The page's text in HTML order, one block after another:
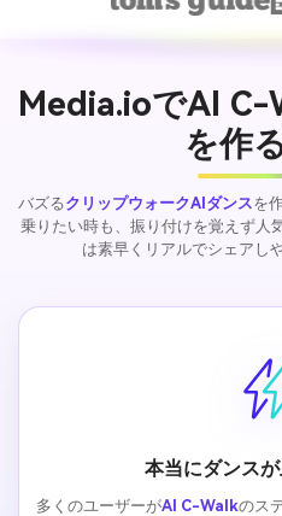
Media.ioでAI
を作
バズるクリップウォークAIダンスを
乗りたい時も、振り付けを覚えず人
は素早くリアルでシェアし
本当にダンス
多くのユーザーがAI C-Walkのス